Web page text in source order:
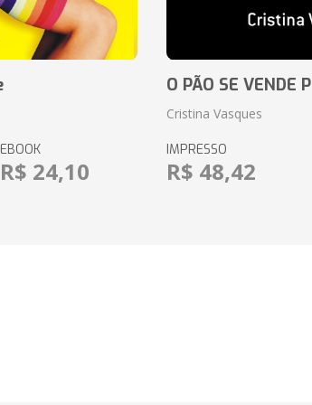
EBOOK
R$ 24,10
O PÃO SE VENDE
Cristina Vasques
IMPRESSO
R$ 48,42